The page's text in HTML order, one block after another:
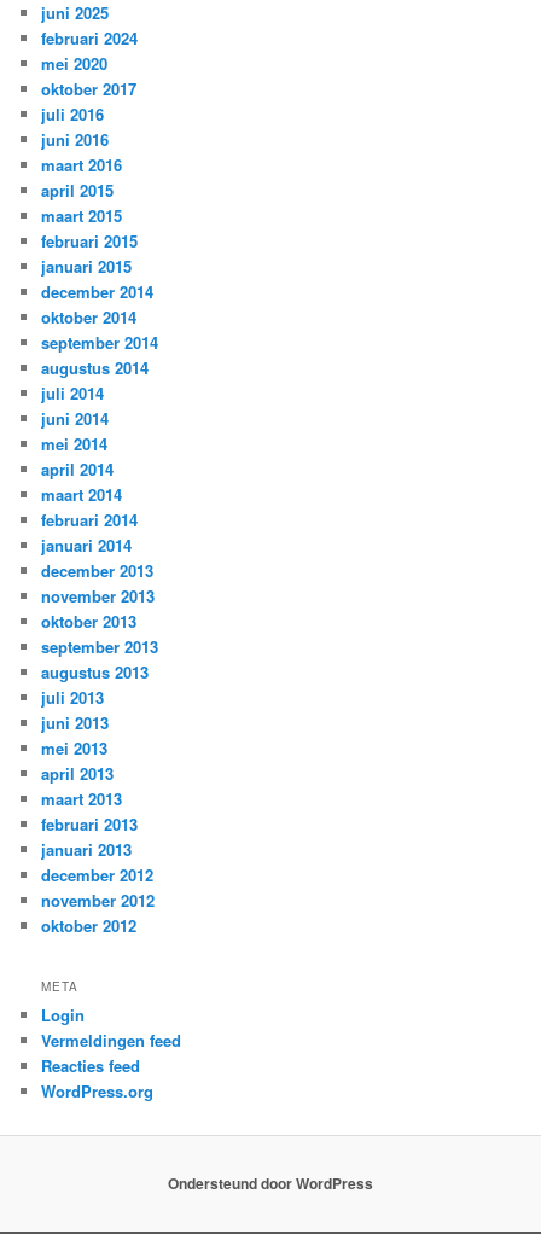
juni 2025
februari 2024
mei 2020
oktober 2017
juli 2016
juni 2016
maart 2016
april 2015
maart 2015
februari 2015
januari 2015
december 2014
oktober 2014
september 2014
augustus 2014
juli 2014
juni 2014
mei 2014
april 2014
maart 2014
februari 2014
januari 2014
december 2013
november 2013
oktober 2013
september 2013
augustus 2013
juli 2013
juni 2013
mei 2013
april 2013
maart 2013
februari 2013
januari 2013
december 2012
november 2012
oktober 2012
META
Login
Vermeldingen feed
Reacties feed
WordPress.org
Ondersteund door WordPress